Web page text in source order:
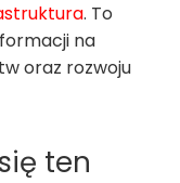
. To
na
oraz rozwoju
ten